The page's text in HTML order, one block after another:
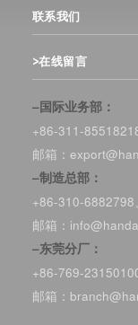
联系我们
>在线留言
–国际业务部：
+86-311-
邮箱：
–制造总部：
+86-310-6882798
邮箱：
–东莞分厂：
+86-769-
邮箱：